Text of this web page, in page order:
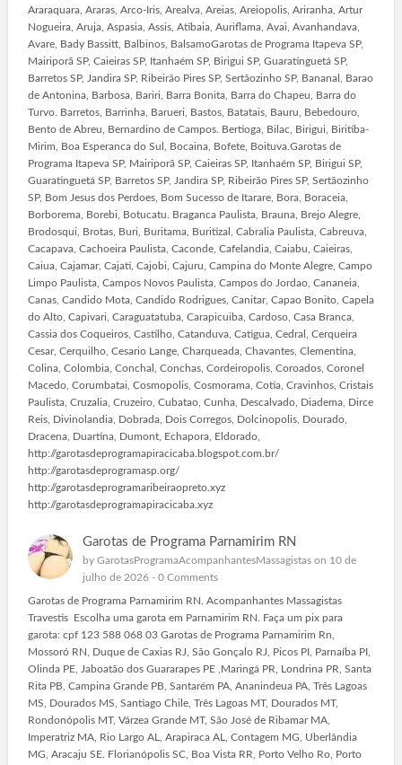
Araraquara, Araras, Arco-Iris, Arealva, Areias, Areiopolis, Ariranha, Artur
Nogueira, Aruja, Aspasia, Assis, Atibaia, Auriflama, Avai, Avanhandava,
Avare, Bady Bassitt, Balbinos, BalsamoGarotas de Programa Itapeva SP,
Mairiporã SP, Caieiras SP, Itanhaém SP, Birigui SP, Guaratinguetá SP,
Barretos SP, Jandira SP, Ribeirão Pires SP, Sertãozinho SP, Bananal, Barao
de Antonina, Barbosa, Bariri, Barra Bonita, Barra do Chapeu, Barra do
Turvo. Barretos, Barrinha, Barueri, Bastos, Batatais, Bauru, Bebedouro,
Bento de Abreu, Bernardino de Campos. Bertioga, Bilac, Birigui, Biritiba-
Mirim, Boa Esperanca do Sul, Bocaina, Bofete, Boituva.Garotas de
Programa Itapeva SP, Mairiporã SP, Caieiras SP, Itanhaém SP, Birigui SP,
Guaratinguetá SP, Barretos SP, Jandira SP, Ribeirão Pires SP, Sertãozinho
SP, Bom Jesus dos Perdoes, Bom Sucesso de Itarare, Bora, Boraceia,
Borborema, Borebi, Botucatu. Braganca Paulista, Brauna, Brejo Alegre,
Brodosqui, Brotas, Buri, Buritama, Buritizal, Cabralia Paulista, Cabreuva,
Cacapava, Cachoeira Paulista, Caconde, Cafelandia, Caiabu, Caieiras,
Caiua, Cajamar, Cajati, Cajobi, Cajuru, Campina do Monte Alegre, Campo
Limpo Paulista, Campos Novos Paulista, Campos do Jordao, Cananeia,
Canas, Candido Mota, Candido Rodrigues, Canitar, Capao Bonito, Capela
do Alto, Capivari, Caraguatatuba, Carapicuiba, Cardoso, Casa Branca,
Cassia dos Coqueiros, Castilho, Catanduva, Catigua, Cedral, Cerqueira
Cesar, Cerquilho, Cesario Lange, Charqueada, Chavantes, Clementina,
Colina, Colombia, Conchal, Conchas, Cordeiropolis, Coroados, Coronel
Macedo, Corumbatai, Cosmopolis, Cosmorama, Cotia, Cravinhos, Cristais
Paulista, Cruzalia, Cruzeiro, Cubatao, Cunha, Descalvado, Diadema, Dirce
Reis, Divinolandia, Dobrada, Dois Corregos, Dolcinopolis, Dourado,
Dracena, Duartina, Dumont, Echapora, Eldorado,
http://garotasdeprogramapiracicaba.blogspot.com.br/
http://garotasdeprogramasp.org/
http://garotasdeprogramaribeiraopreto.xyz
http://garotasdeprogramapiracicaba.xyz
Garotas de Programa Parnamirim RN
by GarotasProgramaAcompanhantesMassagistason 10 de
julho de 2026 - 0 Comments
Garotas de Programa Parnamirim RN. Acompanhantes Massagistas
Travestis Escolha uma garota em Parnamirim RN. Faça um pix para
garota: cpf 123 588 068 03 Garotas de Programa Parnamirim Rn,
Mossoró RN, Duque de Caxias RJ, São Gonçalo RJ, Picos PI, Parnaíba PI,
Olinda PE, Jaboatão dos Guararapes PE ,Maringá PR, Londrina PR, Santa
Rita PB, Campina Grande PB, Santarém PA, Ananindeua PA, Três Lagoas
MS, Dourados MS, Santiago Chile, Três Lagoas MT, Dourados MT,
Rondonópolis MT, Várzea Grande MT, São José de Ribamar MA,
Imperatriz MA, Rio Largo AL, Arapiraca AL, Contagem MG, Uberlândia
MG, Aracaju SE. Florianópolis SC, Boa Vista RR, Porto Velho Ro, Porto